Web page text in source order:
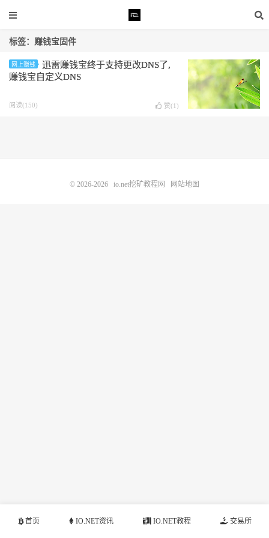
标签：赚钱宝固件
网上赚钱
迅雷赚钱宝终于支持更改DNS了,
赚钱宝自定义DNS
阅读(150) 赞(1 )
首页 IO.NET资讯 IO.NET教程 交易所
© 2026-2026 io.net挖矿教程网 网站地图